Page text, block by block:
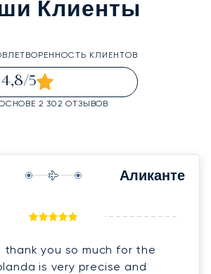
Клиенты
КЛИЕНТОВ
4,8/5
2 302 ОТЗЫВОВ
Аликанте
thank you so much for the
is very precise and